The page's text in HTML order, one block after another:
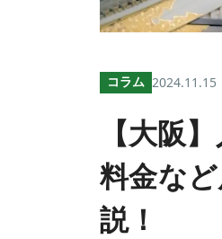
コラム 2024.11.15
【大阪
料金な
説！